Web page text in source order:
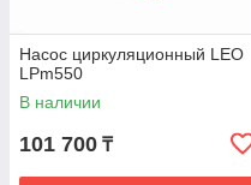
Насос циркуляционный LEO
LPm550
В наличии
101 700 ₸